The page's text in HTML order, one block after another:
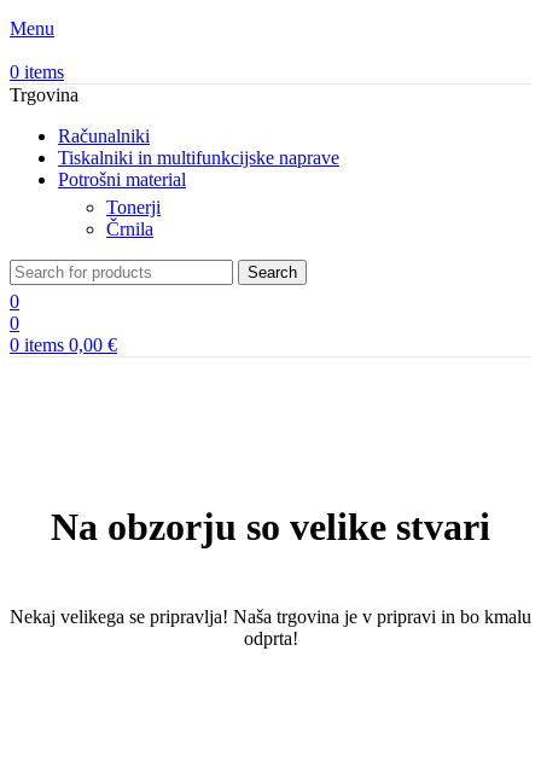
Menu
0 items
Trgovina
Računalniki
Tiskalniki in multifunkcijske naprave
Potrošni material
Tonerji
Črnila
Search
0
0
0 items 0,00 €
Na obzorju so velike stvari
Nekaj ​​velikega se pripravlja! Naša trgovina je v pripravi in ​​bo kmalu
odprta!